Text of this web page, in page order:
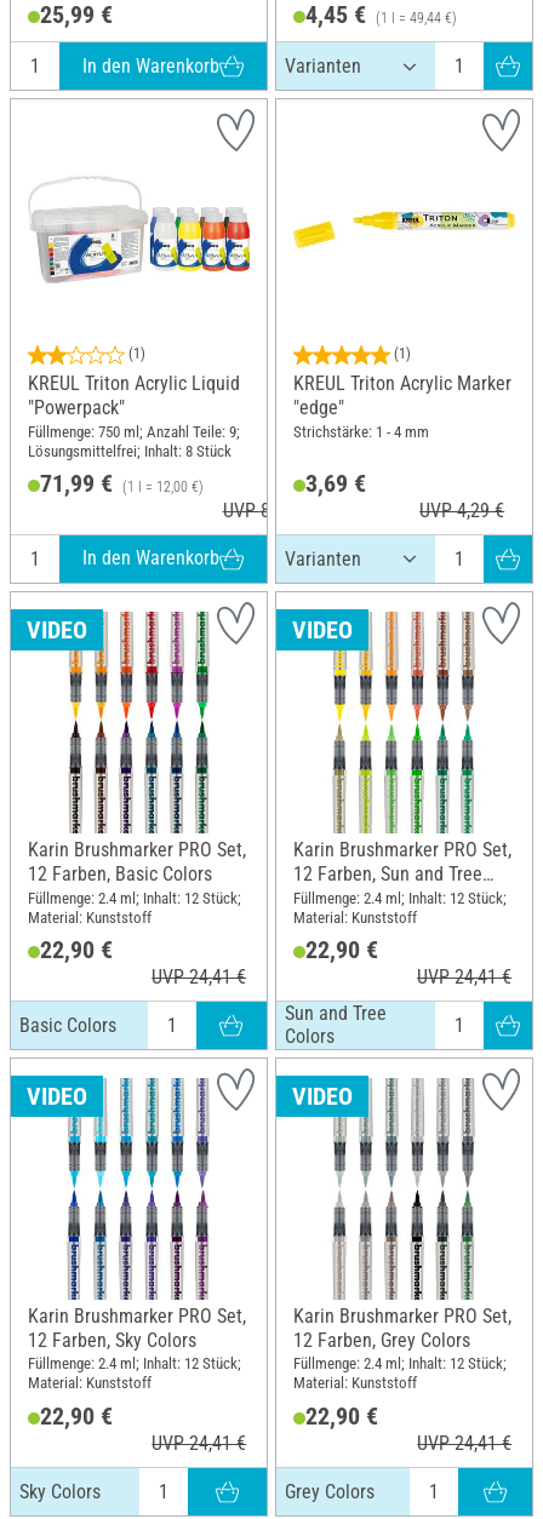
25,99 €
In den Warenkorb
4,45 € (1 l = 49,44 €)
(1)
KREUL Triton Acrylic Liquid
"Powerpack"
Füllmenge: 750 ml; Anzahl Teile: 9;
Lösungsmittelfrei; Inhalt: 8 Stück
71,99 € (1 l = 12,00 €)
UVP 87,50 €
In den Warenkorb
(1)
KREUL Triton Acrylic Marker
"edge"
Strichstärke: 1 - 4 mm
3,69 €
UVP 4,29 €
VIDEO
Karin Brushmarker PRO Set,
12 Farben, Basic Colors
Füllmenge: 2.4 ml; Inhalt: 12 Stück;
Material: Kunststoff
22,90 €
UVP 24,41 €
Basic Colors
VIDEO
Karin Brushmarker PRO Set,
12 Farben, Sun and Tree
Colors
Füllmenge: 2.4 ml; Inhalt: 12 Stück;
Material: Kunststoff
22,90 €
UVP 24,41 €
Sun and Tree
Colors
VIDEO
Karin Brushmarker PRO Set,
12 Farben, Sky Colors
Füllmenge: 2.4 ml; Inhalt: 12 Stück;
Material: Kunststoff
22,90 €
UVP 24,41 €
Sky Colors
VIDEO
Karin Brushmarker PRO Set,
12 Farben, Grey Colors
Füllmenge: 2.4 ml; Inhalt: 12 Stück;
Material: Kunststoff
22,90 €
UVP 24,41 €
Grey Colors